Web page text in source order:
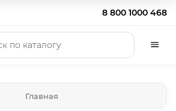
8 800 1000 468
Главная